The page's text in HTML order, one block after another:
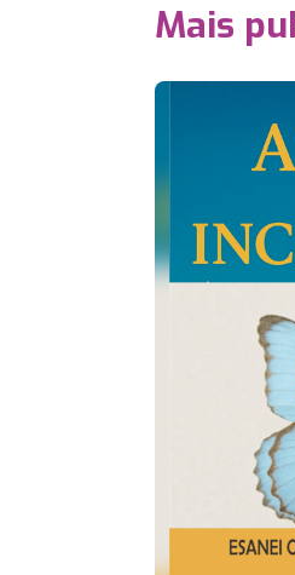
Mais